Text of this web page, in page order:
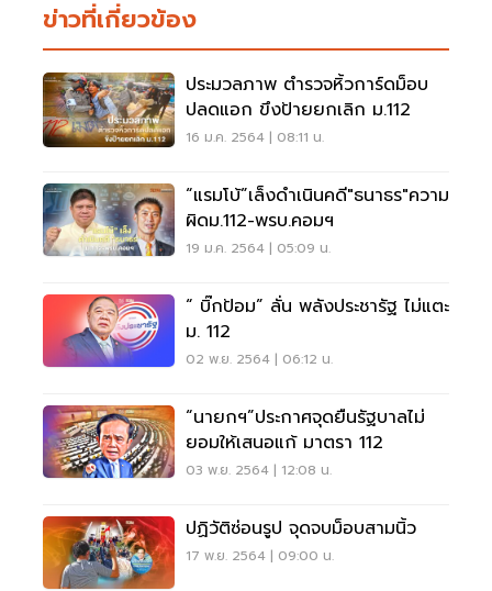
ข่าวที่เกี่ยวข้อง
ประมวลภาพ ตำรวจหิ้วการ์ดม็อบ
ปลดแอก ขึงป้ายยกเลิก ม.112
16 ม.ค. 2564 | 08:11 น.
“แรมโบ้”เล็งดำเนินคดี"ธนาธร"ความ
ผิดม.112-พรบ.คอมฯ
19 ม.ค. 2564 | 05:09 น.
“ บิ๊กป้อม” ลั่น พลังประชารัฐ ไม่แตะ
ม. 112
02 พ.ย. 2564 | 06:12 น.
“นายกฯ”ประกาศจุดยืนรัฐบาลไม่
ยอมให้เสนอแก้ มาตรา 112
03 พ.ย. 2564 | 12:08 น.
ปฏิวัติซ่อนรูป จุดจบม็อบสามนิ้ว
17 พ.ย. 2564 | 09:00 น.